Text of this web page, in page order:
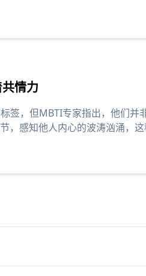
情力
标签，但MBTI专家指出，他们
，感知他人内心的波涛汹涌，